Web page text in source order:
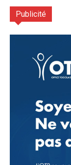
Publicité